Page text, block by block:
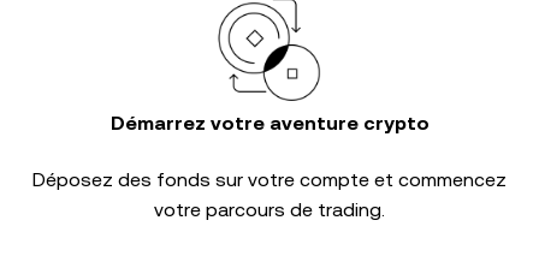
Démarrez votre aventure crypto
Déposez des fonds sur votre compte et commencez
votre parcours de trading.